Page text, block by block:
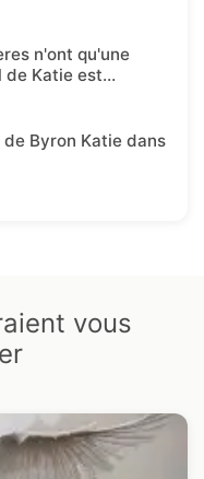
n'ont qu'une
de Katie est
Byron Katie dans
vous